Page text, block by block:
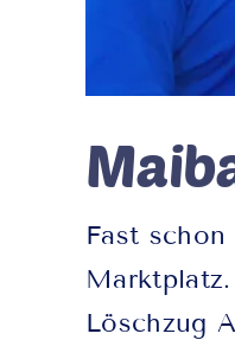
Fast
Löschzug